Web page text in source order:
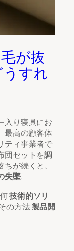
が抜
すれ
入り寝具にお
最高の顧客体
ティ事業者で
団セットを調
が続くと、
失墜.
技術的ソリ
の方法製品開